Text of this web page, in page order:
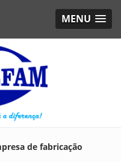
MENU
de fabricação